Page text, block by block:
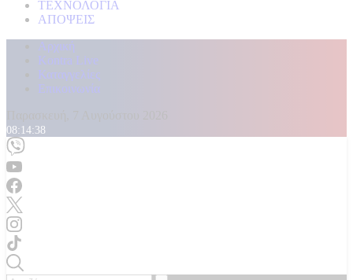
ΤΕΧΝΟΛΟΓΙΑ
ΑΠΟΨΕΙΣ
Αρχική
Kontra Live
Καταγγελίες
Επικοινωνία
08:14:39